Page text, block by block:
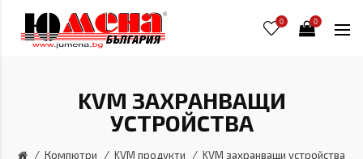
0 0
KVM ЗАХРАНВАЩИ
УСТРОЙСТВА
Компютри KVM продукти KVM захранващи устройства